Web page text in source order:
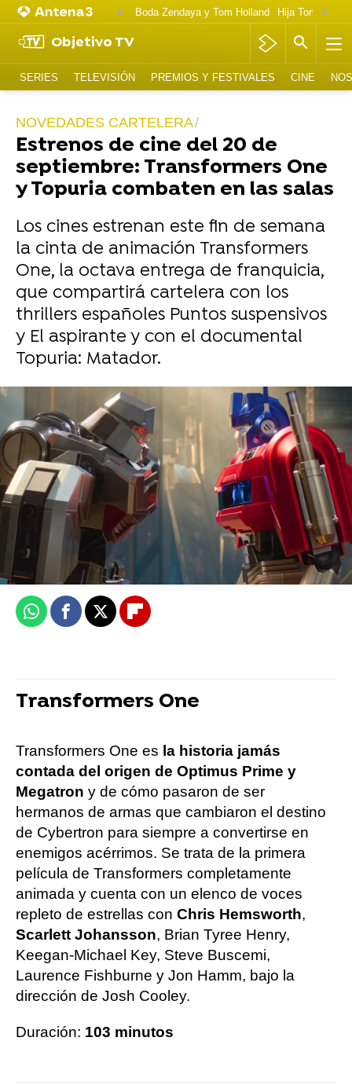
Boda Zendaya y Tom Holland Hija Tom
Objetivo TV
SERIES TELEVISIÓN PREMIOS Y FESTIVALES CINE
NOVEDADES CARTELERA
Estrenos de cine del 20 de
septiembre: Transformers One
y Topuria combaten en las salas
Los cines estrenan este fin de semana
la cinta de animación Transformers
One, la octava entrega de franquicia,
que compartirá cartelera con los
thrillers españoles Puntos suspensivos
y El aspirante y con el documental
Topuria: Matador.
Vídeo: Paramount Pictures | Foto: Paramount Pictures
Objetivo TV
Publicado: 20 de septiembre de 2024, 15:49
WhatsappFacebook
X Flipboard
Transformers One
Transformers One es la historia jamás
contada del origen de Optimus Prime y
Megatron y de cómo pasaron de ser
hermanos de armas que cambiaron el destino
de Cybertron para siempre a convertirse en
enemigos acérrimos. Se trata de la primera
película de Transformers completamente
animada y cuenta con un elenco de voces
repleto de estrellas con Chris Hemsworth,
Scarlett Johansson, Brian Tyree Henry,
Keegan-Michael Key, Steve Buscemi,
Laurence Fishburne y Jon Hamm, bajo la
dirección de Josh Cooley.
Duración: 103 minutos